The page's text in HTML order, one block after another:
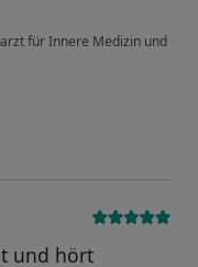
für Innere Medizin und
und hört